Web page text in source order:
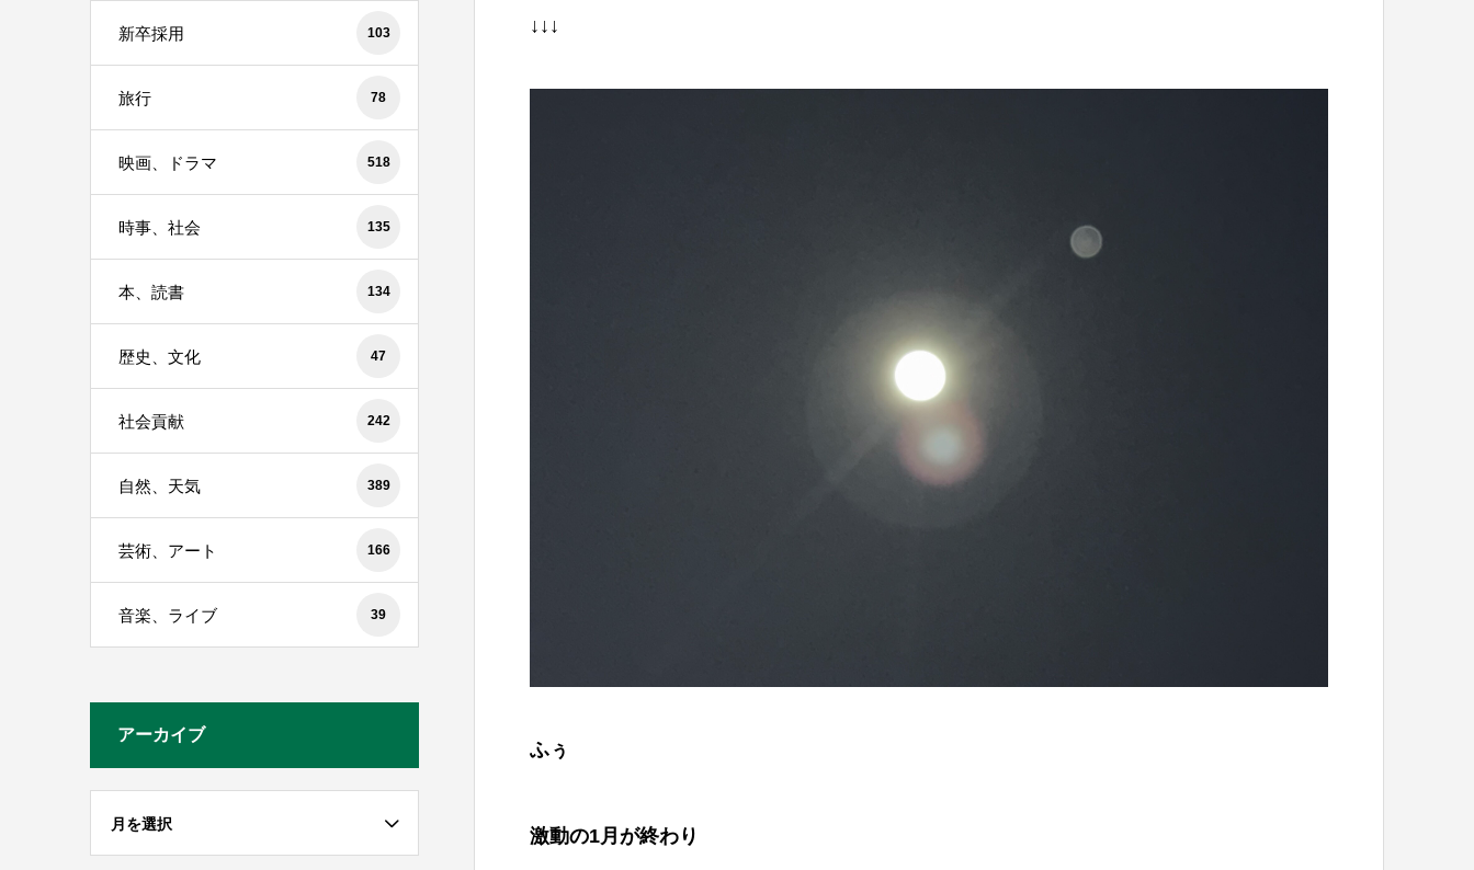
↓↓↓
ふぅ
激動の1月が終わり
新卒採用 103
旅行 78
映画、ドラマ 518
時事、社会 135
本、読書 134
歴史、文化 47
社会貢献 242
自然、天気 389
芸術、アート 166
音楽、ライブ 39
アーカイブ
月を選択